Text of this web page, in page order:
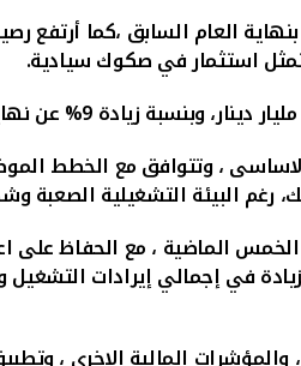
العام السابق
مليار دينار، وبنسبة زيادة9% عن
الاساسى ، وتتوافق مع الخطط
البيئة التشغيلية الصعبة
الماضية ، مع الحفاظ
في إجمالي إيرادات
المالية الاخرى ،